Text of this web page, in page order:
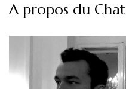
A propos du Chat